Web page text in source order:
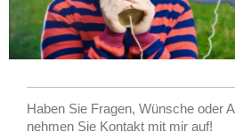
Haben Sie Fragen, Wünsche oder
nehmen Sie Kontakt mit mir auf!